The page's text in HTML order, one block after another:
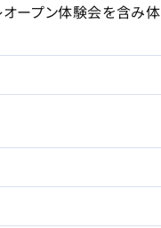
ープン体験会を含み